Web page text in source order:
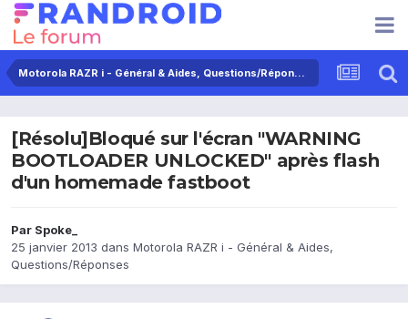
Motorola RAZR i - Général & Aides, Questions/Réponses
[Résolu]Bloqué sur l'écran "WARNING
BOOTLOADER UNLOCKED" après flash
d'un homemade fastboot
Par Spoke_
25 janvier 2013 dans Motorola RAZR i - Général & Aides,
Questions/Réponses